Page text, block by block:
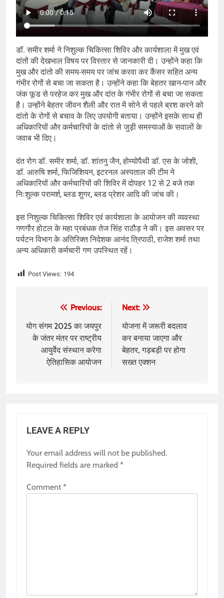
डॉ. समीर शर्मा ने निशुल्क चिकित्सा शिविर और कार्यशाला में मुख एवं
दांतों की देखभाल विषय पर विस्तार से जानकारी दी। उन्होंने कहा कि
मुख और दांतो की समय-समय पर जांच करवा कर कैंसर सहित अन्य
गंभीर रोगों से बचा जा सकता है। उन्होंने कहा कि बेहतर खान-पान और
जंक फूड से परहेज कर मुख और दांत के गंभीर रोगों से बचा जा सकता
है। उन्होंने बेहतर जीवन शैली और रात में सोने से पहले ब्रश करने को
दांतो के रोगों से बचाव के लिए उपयोगी बताया। उन्होंने इसके साथ ही
अधिकारियों और कर्मचारियों के दांतो से जुड़ी समस्याओं के सवालों के
जवाब भी दिए।
दंत रोग डॉ. समीर शर्मा, डॉ. शांतनु जैन, होम्योपैथी डॉ. एस के जोशी,
डॉ. आरुषि शर्मा, फिजिशियन, इटरनल अस्पताल की टीम ने
अधिकारियों और कर्मचारियों की शिविर में दोपहर 12 से 2 बजे तक
निःशुल्क परामर्श, ब्लड शुगर, ब्लड प्रेशर आदि की जांच की।
इस निशुल्क चिकित्सा शिविर एवं कार्यशाला के आयोजन की व्यवस्था
गणगौर होटल के महा प्रबंधक तेज सिंह राठौड़ ने की। इस अवसर पर
पर्यटन विभाग के अतिरिक्त निदेशक आनंद त्रिपाठी, राजेश शर्मा तथा
अन्य अधिकारी कर्मचारी गण उपस्थित रहें।
Post Views: 194
navigation
Previous:
योग संगम 2025 का जयपुर
के जंतर मंतर पर राष्ट्रीय
आयुर्वेद संस्थान करेगा
ऐतिहासिक आयोजन
Next:
योजना में जरूरी बदलाव
कर बनाया जाएगा और
बेहतर, गड़बड़ी पर होगा
सख्त एक्शन
LEAVE A REPLY
Your email address will not be published.
Required fields are marked *
Comment *